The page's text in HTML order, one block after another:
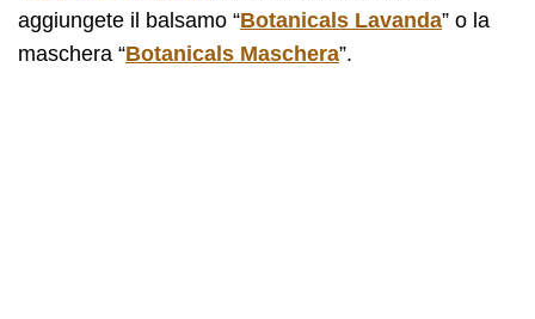
aggiungete il balsamo “Botanicals Lavanda” o la
maschera “Botanicals Maschera”.